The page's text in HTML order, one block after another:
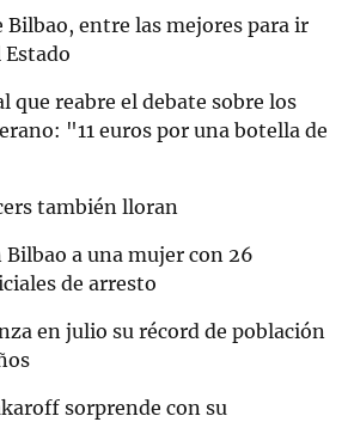
Bilbao, entre las mejores para ir
Estado
que reabre el debate sobre los
"11 euros por una botella de
también lloran
a una mujer con 26
de arresto
en julio su récord de población
sorprende con su